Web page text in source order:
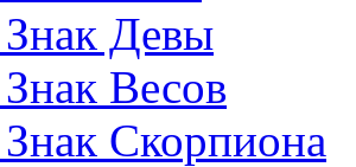
Девы
Весов
Скорпиона